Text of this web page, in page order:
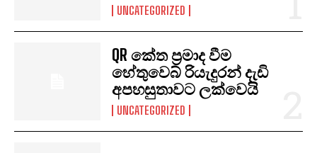
UNCATEGORIZED
QR කේත ප්‍රමාද වීම
හේතුවෙබ් රියැදුරන් දැඩි
අපහසුතාවට ලක්වෙයි
UNCATEGORIZED